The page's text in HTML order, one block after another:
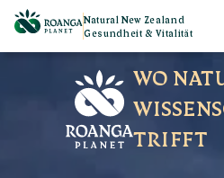
Natural New Zealand
Gesundheit & Vitalität
WO
TRIFFT